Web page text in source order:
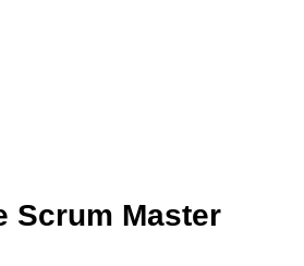
Scrum Master